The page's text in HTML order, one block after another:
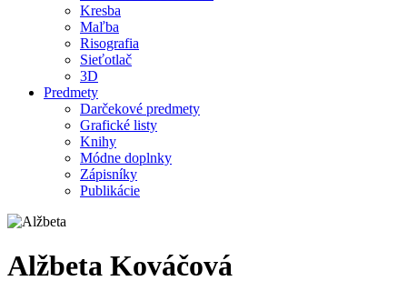
Kresba
Maľba
Risografia
Sieťotlač
3D
Predmety
Darčekové predmety
Grafické listy
Knihy
Módne doplnky
Zápisníky
Publikácie
Alžbeta Kováčová